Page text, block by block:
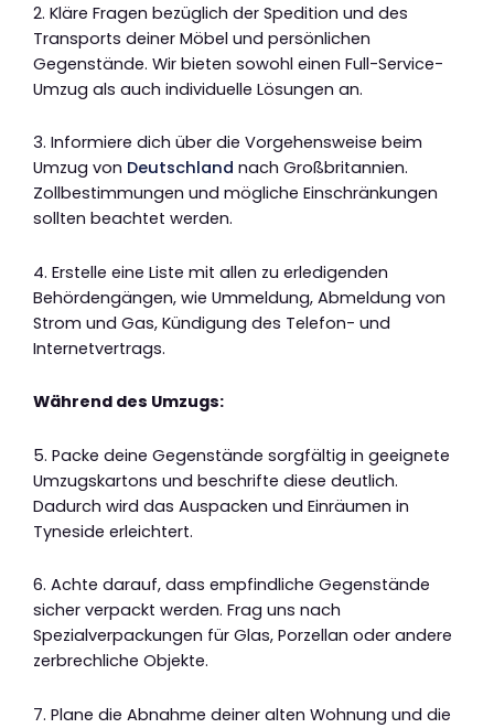
2. Kläre Fragen bezüglich der Spedition und des
Transports deiner Möbel und persönlichen
Gegenstände. Wir bieten sowohl einen Full-Service-
Umzug als auch individuelle Lösungen an.
3. Informiere dich über die Vorgehensweise beim
Umzug von Deutschland nach Großbritannien.
Zollbestimmungen und mögliche Einschränkungen
sollten beachtet werden.
4. Erstelle eine Liste mit allen zu erledigenden
Behördengängen, wie Ummeldung, Abmeldung von
Strom und Gas, Kündigung des Telefon- und
Internetvertrags.
Während des Umzugs:
5. Packe deine Gegenstände sorgfältig in geeignete
Umzugskartons und beschrifte diese deutlich.
Dadurch wird das Auspacken und Einräumen in
Tyneside erleichtert.
6. Achte darauf, dass empfindliche Gegenstände
sicher verpackt werden. Frag uns nach
Spezialverpackungen für Glas, Porzellan oder andere
zerbrechliche Objekte.
7. Plane die Abnahme deiner alten Wohnung und die